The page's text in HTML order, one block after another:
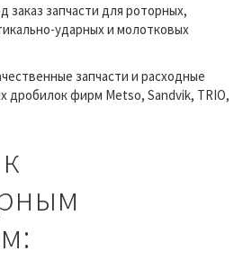
заказ запчасти для роторных,
ударных и молотковых
запчасти и расходные
дробилок фирм Metso, Sandvik, TRIO,